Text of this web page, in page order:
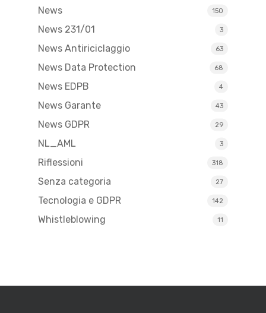
News 150
News 231/01 3
News Antiriciclaggio 63
News Data Protection 68
News EDPB 4
News Garante 43
News GDPR 29
NL_AML 3
Riflessioni 318
Senza categoria 27
Tecnologia e GDPR 142
Whistleblowing 11